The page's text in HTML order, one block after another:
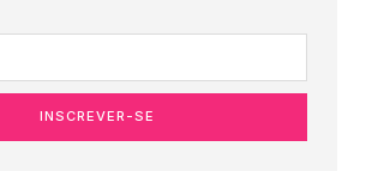
INSCREVER-SE